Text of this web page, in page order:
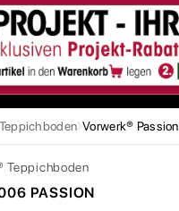
Vorwerk® Passion
Teppichboden
PASSION